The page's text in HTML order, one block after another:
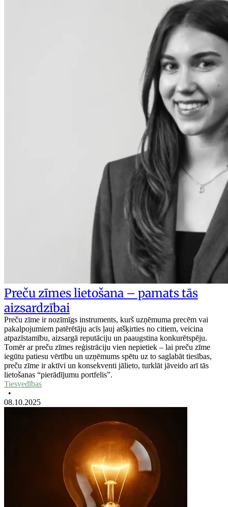
Preču zīmes lietošana – pamats tās
aizsardzībai
Preču zīme ir nozīmīgs instruments, kurš uzņēmuma precēm vai
pakalpojumiem patērētāju acīs ļauj atšķirties no citiem, veicina
atpazīstamību, aizsargā reputāciju un paaugstina konkurētspēju.
Tomēr ar preču zīmes reģistrāciju vien nepietiek – lai preču zīme
iegūtu patiesu vērtību un uzņēmums spētu uz to saglabāt tiesības,
preču zīme ir aktīvi un konsekventi jālieto, turklāt jāveido arī tās
lietošanas “pierādījumu portfelis”.
Tiesvedības
•
08.10.2025